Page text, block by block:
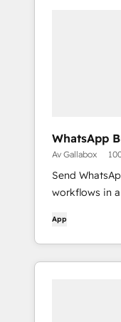
WhatsApp
Av Gallabox
Send
workflows in
App